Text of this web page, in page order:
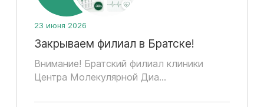
23 июня 2026
Закрываем филиал в Братске!
Внимание! Братский филиал клиники
Центра Молекулярной Диа...